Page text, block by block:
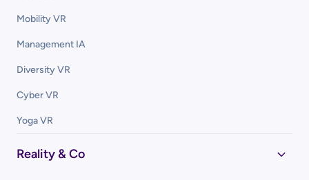
Mobility VR
Management IA
Diversity VR
Cyber VR
Yoga VR
Reality & Co